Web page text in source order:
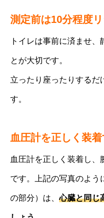
測定前は10分程度
トイレは事前に済ませ
とが大切です。
立ったり座ったりするだ
す。
血圧計を正しく装着
血圧計を正しく装着し、
です。上記の写真のよう
の部分）は、心臓と同じ